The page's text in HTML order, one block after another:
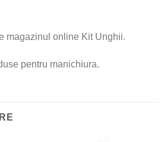
magazinul online Kit Unghii.
pentru manichiura.